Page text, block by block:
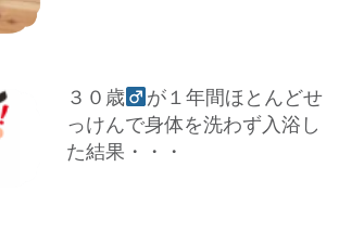
３０歳
が１年間ほとんどせ
っけんで身体を洗わず入浴し
た結果・・・